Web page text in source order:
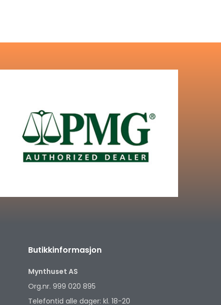
Butikkinformasjon
Mynthuset AS
Org.nr. 999 020 895
Telefontid alle dager: kl. 18-20